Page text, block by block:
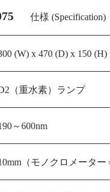
仕様 (Specification)
(W) x 470 (D) x 150 (H)
（重水素）ランプ
～600nm
mm（モノクロメーター